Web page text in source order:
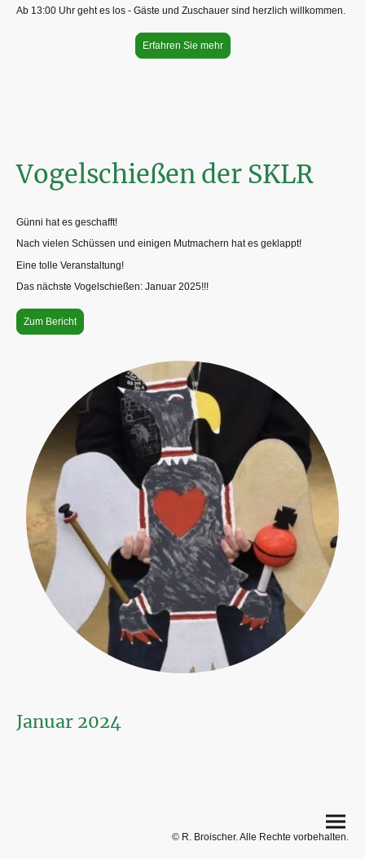
Ab 13:00 Uhr geht es los - Gäste und Zuschauer sind herzlich willkommen.
Erfahren Sie mehr
Vogelschießen der SKLR
Günni hat es geschafft!
Nach vielen Schüssen und einigen Mutmachern hat es geklappt!
Eine tolle Veranstaltung!
Das nächste Vogelschießen: Januar 2025!!!
Zum Bericht
Januar 2024
© R. Broischer. Alle Rechte vorbehalten.